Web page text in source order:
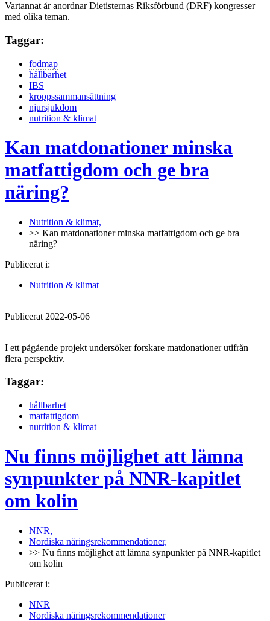
Vartannat år anordnar Dietisternas Riksförbund (DRF) kongresser
med olika teman.
Taggar:
fodmap
hållbarhet
IBS
kroppssammansättning
njursjukdom
nutrition & klimat
Kan matdonationer minska
matfattigdom och ge bra
näring?
Nutrition & klimat,
>> Kan matdonationer minska matfattigdom och ge bra
näring?
Publicerat i:
Nutrition & klimat
Publicerat 2022-05-06
I ett pågående projekt undersöker forskare matdonationer utifrån
flera perspektiv.
Taggar:
hållbarhet
matfattigdom
nutrition & klimat
Nu finns möjlighet att lämna
synpunkter på NNR-kapitlet
om kolin
NNR,
Nordiska näringsrekommendationer,
>> Nu finns möjlighet att lämna synpunkter på NNR-kapitlet
om kolin
Publicerat i:
NNR
Nordiska näringsrekommendationer